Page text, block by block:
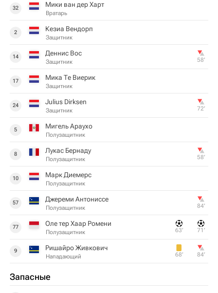
32 Мики ван дер Харт
Вратарь
2 Кезиа Вендорп
Защитник
14 Деннис Вос
Защитник 58‎’‎
17 Мика Те Виерик
Защитник
24 Julius Dirksen
Защитник 72‎’‎
5 Мигель Араухо
Полузащитник
8 Лукас Бернаду
Полузащитник 58‎’‎
10 Марк Диемерс
Полузащитник
57 Джереми Антониссе
Полузащитник 84‎’‎
77 Оле тер Хаар Ромени
Полузащитник 63‎’‎ 71‎’‎
9 Ришайро Живкович
Нападающий 68‎’‎ 84‎’‎
Запасные